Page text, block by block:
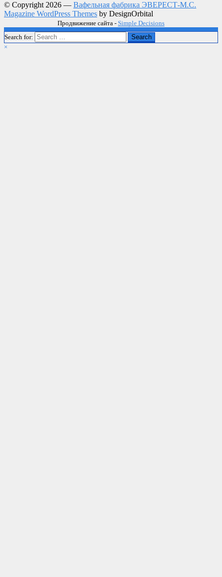
© Copyright 2026 — Вафельная фабрика ЭВЕРЕСТ-М.С.
Magazine WordPress Themes by DesignOrbital
Продвижение сайта - Simple Decisions
Search for:
Search
×